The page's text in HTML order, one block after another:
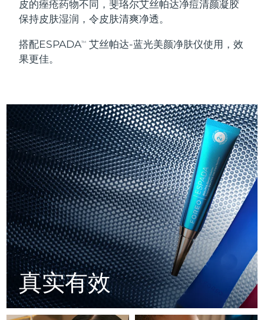
皮的痤疮药物不同，斐珞尔艾丝帕达净痘清颜凝胶
保持皮肤湿润，令皮肤清爽净透。
搭配ESPADATM
艾丝帕达-蓝光美颜净肤仪使用，效
果更佳。
真实有效
FAQ™产品
All anti-aging treatments
FAQ™产品
All LED treatments
FAQ™ products
PEACH™ 2
IPL hair removal
Travel-friendly IPL hair removal
PEACH™ Cooling Prep Gel
Cooling IPL hair removal gel
LUNA™ 4 body
Massaging body brush
Firming body serum
痘肌护理
ESPADA™ 2 plus
ESPADA™ 2
Acne treatment device
ESPADA™ Blemish Solution
Concentrated acne gel
ESPADA™ 设备
All acne treatment devices
眼部护理
BEAR™ 2 eyes & lips
IRIS™ 2
Rejuvenating eye massager
眼部护肤
Advanced eye care treatment
眼部护理设备
All revitalizing eye massagers
KIWI™ derma
Diamond microdermabrasion .
KIWI™
Blackhead remover
KIWI™ 皮肤护理
Advanced pore care essentials
LUNA™ 4 hair
2-in-1 LED scalp massager
FLIP™ play advanced
LED light hairbrush
LUNA™ Dual-Peptide Scalp
Serum
For healthy hair
牙齿美白
NEW
issa™ Teeth Whitening Set
Dual LED + sonic device & 18% PAP gel
issa™ Teeth Whitening Gel
18% PAP
更多的
护肤品 男士
德国 预计送达日期8/12/26
希腊
匈牙利 预计送达日期8/12/26
冰岛 预计送达日期8/13/26
印度尼西亚 预计送达日期8/10/26
爱尔兰 预计送达日期8/12/26
马恩岛 预计送达日期8/14/26
以色列 预计送达日期
意大利 预计送达日期 8/12/26
日本 预计送达日期8/15/26